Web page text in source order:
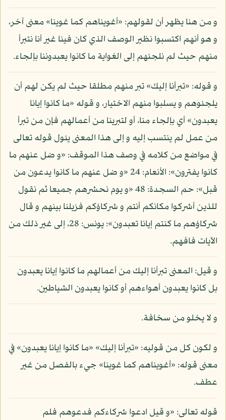
و من هنا يظهر أن لقولهم: «أغويناهم كما غوينا» معنى آخر،
و هو أنهم اكتسبوا نظير الوصف الذي كان فينا غير أنا نتبرأ
منهم حيث لم نلجئهم إلى الغواية ما كانوا يعبدوننا بإلجاء.
و قوله: «تبرأنا إليك» تبر منهم مطلقا حيث لم يكن لهم أن
يلجئوهم و يسلبوا منهم الاختيار، و قوله «ما كانوا إيانا
يعبدون» أي بإلجاء منا، أو لتبرينا من أعمالهم فإن من تبرأ
من عمل لم ينتسب إليه و إلى هذا المعنى يئول قوله تعالى
في مواضع من كلامه في وصف هذا الموقف: «و ضل عنهم ما
كانوا يفترون»: الأنعام: 24 «و ضل عنهم ما كانوا يدعون من
قبل»: حم السجدة: 48 «و يوم نحشرهم جميعا ثم نقول
للذين أشركوا مكانكم أنتم و شركاؤكم فزيلنا بينهم و قال
شركاؤهم ما كنتم إيانا تعبدون»: يونس: 28، إلى غير ذلك من
الآيات فافهم.
و قيل: المعنى تبرأنا إليك من أعمالهم ما كانوا إيانا يعبدون
بل كانوا يعبدون أهواءهم أو كانوا يعبدون الشياطين.
و لا يخلو من سخافة.
و لكون كل من قوليه: «تبرأنا إليك» «ما كانوا إيانا يعبدون» في
معنى قوله: «أغويناهم كما غوينا» جيء بالفصل من غير
عطف.
قوله تعالى: «و قيل ادعوا شركاءكم فدعوهم فلم